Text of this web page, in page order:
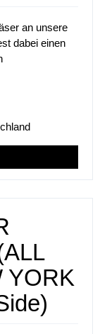
an unsere
dabei einen
YORK